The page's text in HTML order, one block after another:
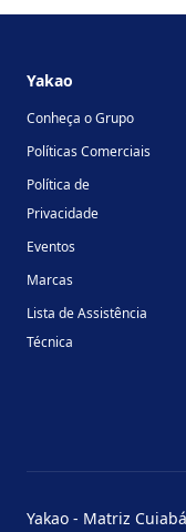
Yakao
Conheça o Grupo
Políticas Comerciais
Política de
Privacidade
Eventos
Marcas
Lista de Assistência
Técnica
Yakao - Matriz